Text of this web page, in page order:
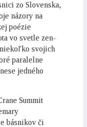
zo Slovenska,
názory na
poézie
vo svetle zen-
svojich
paralelne
jedného
Summit
básnikov či